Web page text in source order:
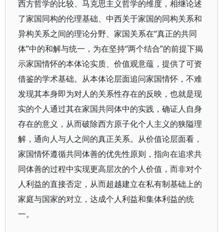
西方哲学的比较、马克思主义哲学的维度，相继论述
了家国同构的伦理基础、中西关于家国的同构关系和
异构关系之间的理论分野、家国关系在“真正的共同
体”中的和解与统一，为在坚持“两个结合”的前提下揭
示家国情怀的本体论实质、价值观意蕴，提供了可资
借鉴的学术基础。从本体论层面追问家国情怀，不难
发现其本身即为对人的关系性存在的反映，也就是现
实的个人通过其在家国共同体中的实践，确证人自身
存在的意义，从而破除西方原子化个人主义的狭隘理
解，通向人与人之间的真正关系。从价值论层面看，
家国情怀遵循共同体善的优先性原则，指向在追求共
同体善的过程中实现更高层次的个人价值，而非对个
人利益的直接否定，从而超越建立在私有制基础上的
家庭与国家的对立，达成个人利益和集体利益的统
一。